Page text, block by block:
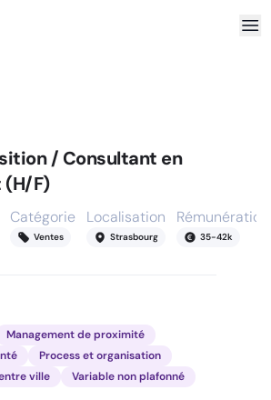
/ Consultant en
F)
Catégorie
Ventes
Localisation
Strasbourg
Rémunération
35-42k
Management de proximité
Process et organisation
ville
Variable non plafonné